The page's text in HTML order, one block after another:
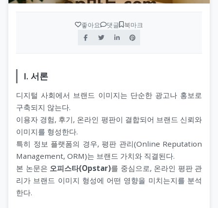
좋아요 댓글 북마크
Ⅰ. 서론
디지털 사회에서 브랜드 이미지는 단순한 광고나 홍보로
구축되지 않는다.
이용자 경험, 후기, 온라인 평판이 결합되어 브랜드 신뢰와
이미지를 형성한다.
특히 정보 플랫폼의 경우, 평판 관리(Online Reputation
Management, ORM)는 브랜드 가치와 직결된다.
본 논문은 오피스타(Opstar)를 중심으로, 온라인 평판 관
리가 브랜드 이미지 형성에 어떤 영향을 미치는지를 분석
한다.